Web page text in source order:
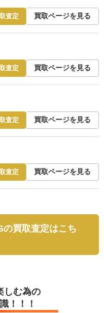
査定 買取ページを見る
査定 買取ページを見る
査定 買取ページを見る
査定 買取ページを見る
買取査定はこち
しむ為の
！！！